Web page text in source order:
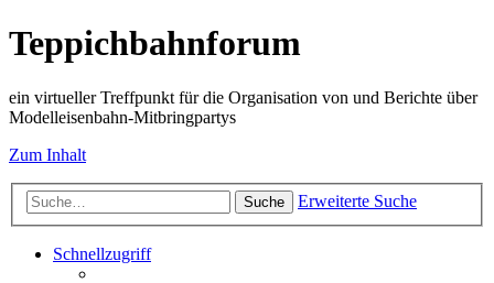
Teppichbahnforum
ein virtueller Treffpunkt für die Organisation von und Berichte über
Modelleisenbahn-Mitbringpartys
Zum Inhalt
Suche Erweiterte Suche
Schnellzugriff